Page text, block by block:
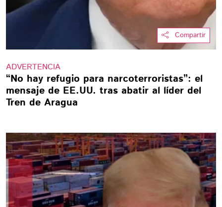
Compartir
ADVERTENCIA
“No hay refugio para narcoterroristas”: el
mensaje de EE.UU. tras abatir al líder del
Tren de Aragua